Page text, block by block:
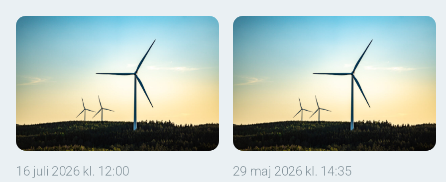
16 juli 2026 kl. 12:00 29 maj 2026 kl. 14:35